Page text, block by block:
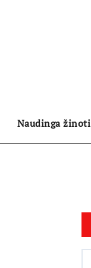
Naudinga žinoti